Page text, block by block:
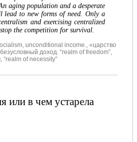
aging population and a desperate
lead to new forms of need. Only a
and exercising centralized
the competition for survival.
, unconditional income., «царство
безусловный доход. “realm of freedom”,
, “realm of necessity”
или в чем устарела